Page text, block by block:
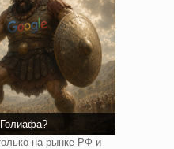
на рынке РФ и